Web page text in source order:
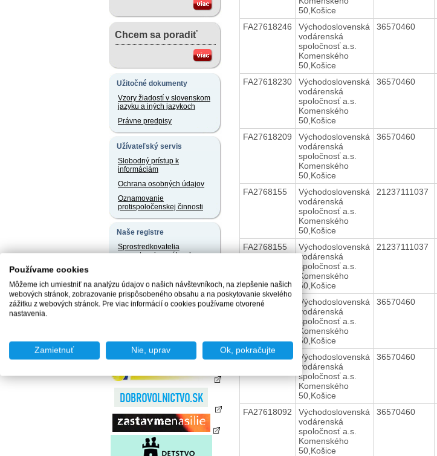
Chcem sa poradiť
Užitočné dokumenty
Vzory žiadostí v slovenskom
jazyku a iných jazykoch
Právne predpisy
Užívateľský servis
Slobodný prístup k
informáciám
Ochrana osobných údajov
Oznamovanie
protispoločenskej činnosti
Naše registre
Sprostredkovatelia
zamestnania za úhradu
Agentúry dočasného
zamestnávania
50,Košice
FA27618246
Východoslovenská
vodárenská
spoločnosť a.s.
Komenského
50,Košice
36570460
FA27618230
Východoslovenská
vodárenská
spoločnosť a.s.
Komenského
50,Košice
36570460
FA27618209
Východoslovenská
vodárenská
spoločnosť a.s.
Komenského
50,Košice
36570460
FA2768155
Východoslovenská
vodárenská
spoločnosť a.s.
Komenského
50,Košice
21237111037
FA2768155
Východoslovenská
vodárenská
spoločnosť a.s.
Komenského
50,Košice
21237111037
FA27618138
Východoslovenská
vodárenská
spoločnosť a.s.
Komenského
50,Košice
36570460
FA27618122
Východoslovenská
vodárenská
spoločnosť a.s.
Komenského
50,Košice
36570460
FA27618092
Východoslovenská
vodárenská
spoločnosť a.s.
Komenského
50,Košice
36570460
Používame cookies
Môžeme ich umiestniť na analýzu údajov o našich návštevníkoch, na zlepšenie našich
webových stránok, zobrazovanie prispôsobeného obsahu a na poskytovanie skvelého
zážitku z webových stránok. Pre viac informácií o cookies používame otvorené
nastavenia.
Zamietnuť Nie, uprav Ok, pokračujte